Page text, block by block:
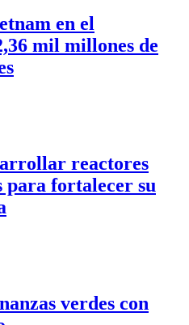
en el
mil millones de
reactores
para fortalecer su
verdes con